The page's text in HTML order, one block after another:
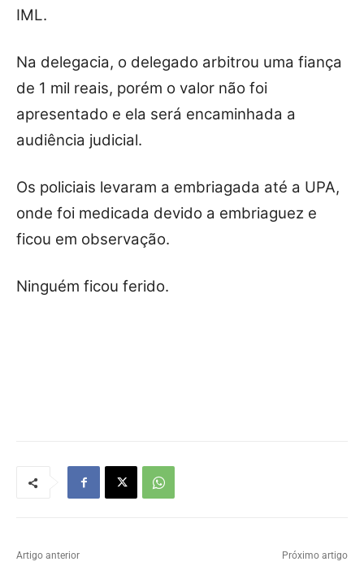
IML.
Na delegacia, o delegado arbitrou uma fiança
de 1 mil reais, porém o valor não foi
apresentado e ela será encaminhada a
audiência judicial.
Os policiais levaram a embriagada até a UPA,
onde foi medicada devido a embriaguez e
ficou em observação.
Ninguém ficou ferido.
Artigo anterior Próximo artigo